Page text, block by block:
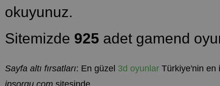
okuyunuz.
Sitemizde 925 adet gamend
Sayfa altı fırsatları: En güzel 3d oyunlar Türkiye'nin en
ipsorgu.com sitesinde.